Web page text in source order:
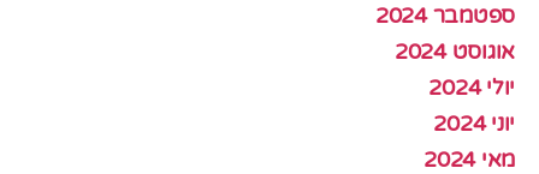
ספטמבר 2024
אוגוסט 2024
יולי 2024
יוני 2024
מאי 2024